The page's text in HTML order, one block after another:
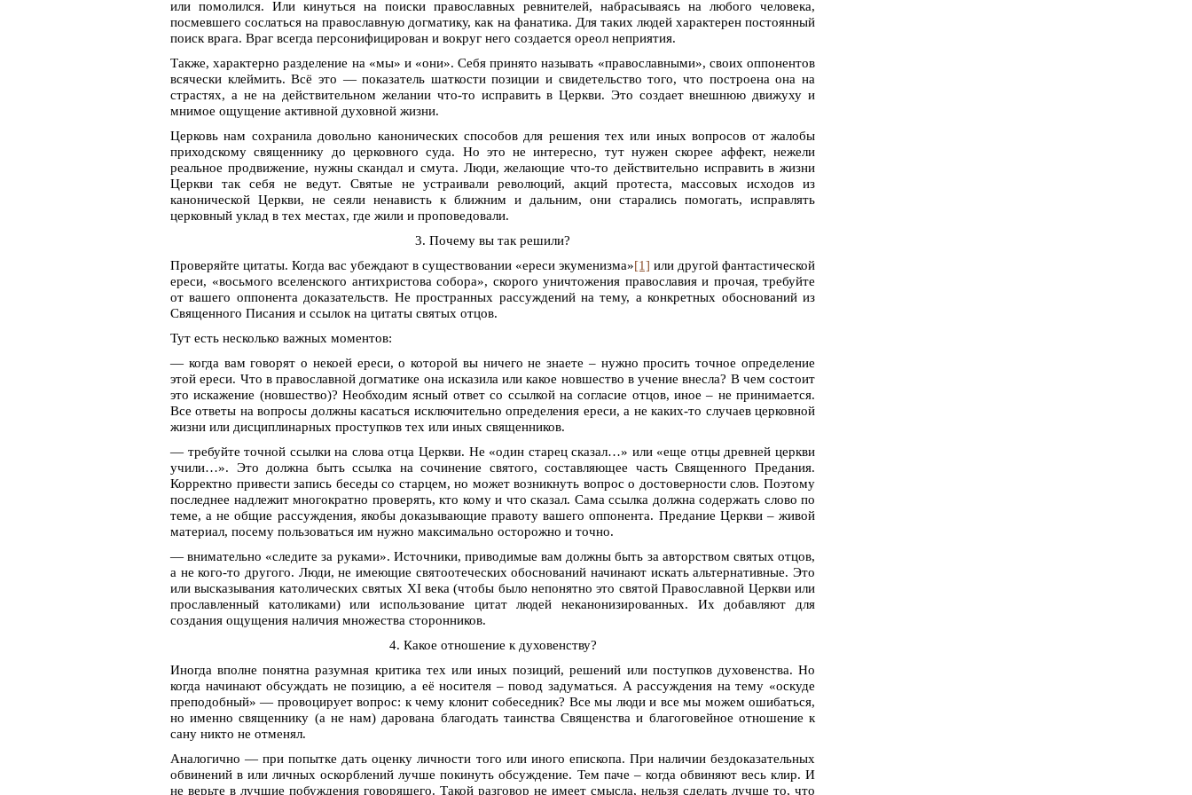
или помолился. Или кинуться на поиски православных ревнителей, набрасываясь на любого человека,
посмевшего сослаться на православную догматику, как на фанатика. Для таких людей характерен постоянный
поиск врага. Враг всегда персонифицирован и вокруг него создается ореол неприятия.
Также, характерно разделение на «мы» и «они». Себя принято называть «православными», своих оппонентов
всячески клеймить. Всё это — показатель шаткости позиции и свидетельство того, что построена она на
страстях, а не на действительном желании что-то исправить в Церкви. Это создает внешнюю движуху и
мнимое ощущение активной духовной жизни.
Церковь нам сохранила довольно канонических способов для решения тех или иных вопросов от жалобы
приходскому священнику до церковного суда. Но это не интересно, тут нужен скорее аффект, нежели
реальное продвижение, нужны скандал и смута. Люди, желающие что-то действительно исправить в жизни
Церкви так себя не ведут. Святые не устраивали революций, акций протеста, массовых исходов из
канонической Церкви, не сеяли ненависть к ближним и дальним, они старались помогать, исправлять
церковный уклад в тех местах, где жили и проповедовали.
3. Почему вы так решили?
Проверяйте цитаты. Когда вас убеждают в существовании «ереси экуменизма»[1] или другой фантастической
ереси, «восьмого вселенского антихристова собора», скорого уничтожения православия и прочая, требуйте
от вашего оппонента доказательств. Не пространных рассуждений на тему, а конкретных обоснований из
Священного Писания и ссылок на цитаты святых отцов.
Тут есть несколько важных моментов:
— когда вам говорят о некоей ереси, о которой вы ничего не знаете – нужно просить точное определение
этой ереси. Что в православной догматике она исказила или какое новшество в учение внесла? В чем состоит
это искажение (новшество)? Необходим ясный ответ со ссылкой на согласие отцов, иное – не принимается.
Все ответы на вопросы должны касаться исключительно определения ереси, а не каких-то случаев церковной
жизни или дисциплинарных проступков тех или иных священников.
— требуйте точной ссылки на слова отца Церкви. Не «один старец сказал…» или «еще отцы древней церкви
учили…». Это должна быть ссылка на сочинение святого, составляющее часть Священного Предания.
Корректно привести запись беседы со старцем, но может возникнуть вопрос о достоверности слов. Поэтому
последнее надлежит многократно проверять, кто кому и что сказал. Сама ссылка должна содержать слово по
теме, а не общие рассуждения, якобы доказывающие правоту вашего оппонента. Предание Церкви – живой
материал, посему пользоваться им нужно максимально осторожно и точно.
— внимательно «следите за руками». Источники, приводимые вам должны быть за авторством святых отцов,
а не кого-то другого. Люди, не имеющие святоотеческих обоснований начинают искать альтернативные. Это
или высказывания католических святых XI века (чтобы было непонятно это святой Православной Церкви или
прославленный католиками) или использование цитат людей неканонизированных. Их добавляют для
создания ощущения наличия множества сторонников.
4. Какое отношение к духовенству?
Иногда вполне понятна разумная критика тех или иных позиций, решений или поступков духовенства. Но
когда начинают обсуждать не позицию, а её носителя – повод задуматься. А рассуждения на тему «оскуде
преподобный» — провоцирует вопрос: к чему клонит собеседник? Все мы люди и все мы можем ошибаться,
но именно священнику (а не нам) дарована благодать таинства Священства и благоговейное отношение к
сану никто не отменял.
Аналогично — при попытке дать оценку личности того или иного епископа. При наличии бездоказательных
обвинений в или личных оскорблений лучше покинуть обсуждение. Тем паче – когда обвиняют весь клир. И
не верьте в лучшие побуждения говорящего. Такой разговор не имеет смысла, нельзя сделать лучше то, что